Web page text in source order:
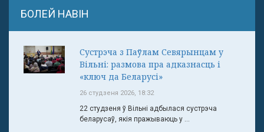
БОЛЕЙ НАВІН
Сустрэча з Паўлам Севярынцам у
Вільні: размова пра адказнасць і
«ключ да Беларусі»
26 студзеня 2026, 18:32
22 студзеня ў Вільні адбылася сустрэча
беларусаў, якія пражываюць у ...